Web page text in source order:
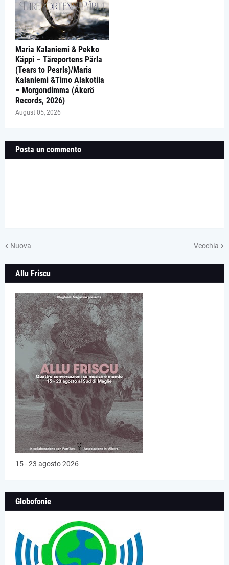
Maria Kalaniemi & Pekko
Käppi – Täreportens Pärla
(Tears to Pearls)/Maria
Kalaniemi &Timo Alakotila
– Morgondimma (Åkerö
Records, 2026)
August 05, 2026
Posta un commento
Nuova Vecchia
Allu Friscu
15 - 23 agosto 2026
Globofonie